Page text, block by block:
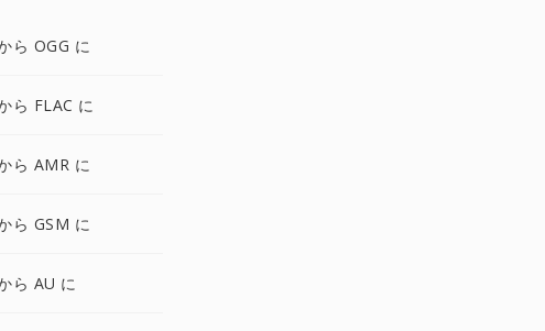
ら OGG に
ら FLAC に
ら AMR に
ら GSM に
ら AU に